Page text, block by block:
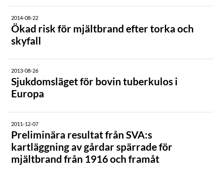
2014-08-22
Ökad risk för mjältbrand efter torka och
skyfall
2013-08-26
Sjukdomsläget för bovin tuberkulos i
Europa
2011-12-07
Preliminära resultat från SVA:s
kartläggning av gårdar spärrade för
mjältbrand från 1916 och framåt